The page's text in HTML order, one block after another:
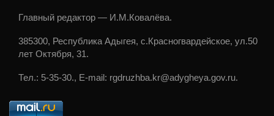
Главный редактор — И.М.Ковалёва.
385300, Республика Адыгея, с.Красногвардейское, ул.50
лет Октября, 31.
Тел.: 5-35-30., E-mail: rgdruzhba.kr@adygheya.gov.ru.